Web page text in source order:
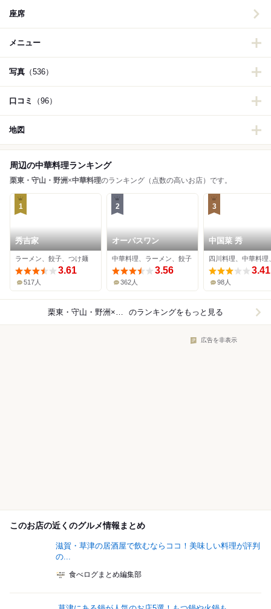
座席
メニュー
写真 （536）
口コミ （96）
地図
周辺の中華料理ランキング
栗東・守山・野洲 ×中華料理のランキング（点数の高いお店）です。
1
秀吉家
ラーメン、餃子、つけ麺
3.61
517人
2
オーパスワン
中華料理、ラーメン、餃子
3.56
362人
3
中国菜 秀
3.41
98人
栗東・守山・野洲×中華料理 のランキングをもっと見る
広告を非表示
このお店の近くのグルメ情報まとめ
滋賀・草津の居酒屋で飲むならココ！美味しい料理が評判
の...
食べログまとめ編集部